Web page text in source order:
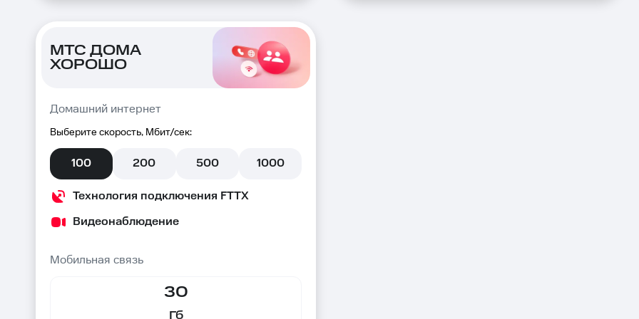
МТС ДОМА
ХОРОШО
Домашний интернет
Выберите скорость, Мбит/сек:
100 200 500 1000
Технология подключения FTTX
Видеонаблюдение
Мобильная связь
30
Гб